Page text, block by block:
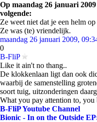
Op maandag 26 januari
volgende:
Ze weet niet dat je een helm
Ze was (te) vriendelijk.
maandag 26 januari 2009,
0
B-FliP
Like it ain't no thang..
De klokkenlaan ligt dan ook
waarbij de samenstelling
soort tuig, uitzonderingen
What you pay attention to, you
B-FliP Youtube Channel
Bionic - In on the Outside